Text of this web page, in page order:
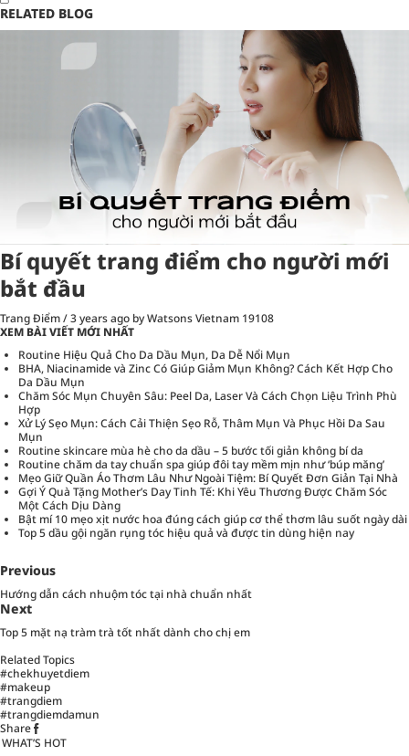
RELATED BLOG
Bí quyết trang điểm cho người mới
bắt đầu
Trang Điểm/3 years ago by Watsons Vietnam 19108
XEM BÀI VIẾT MỚI NHẤT
Routine Hiệu Quả Cho Da Dầu Mụn, Da Dễ Nổi Mụn
BHA, Niacinamide và Zinc Có Giúp Giảm Mụn Không? Cách Kết Hợp Cho
Da Dầu Mụn
Chăm Sóc Mụn Chuyên Sâu: Peel Da, Laser Và Cách Chọn Liệu Trình Phù
Hợp
Xử Lý Sẹo Mụn: Cách Cải Thiện Sẹo Rỗ, Thâm Mụn Và Phục Hồi Da Sau
Mụn
Routine skincare mùa hè cho da dầu – 5 bước tối giản không bí da
Routine chăm da tay chuẩn spa giúp đôi tay mềm mịn như ‘búp măng’
Mẹo Giữ Quần Áo Thơm Lâu Như Ngoài Tiệm: Bí Quyết Đơn Giản Tại Nhà
Gợi Ý Quà Tặng Mother’s Day Tinh Tế: Khi Yêu Thương Được Chăm Sóc
Một Cách Dịu Dàng
Bật mí 10 mẹo xịt nước hoa đúng cách giúp cơ thể thơm lâu suốt ngày dài
Top 5 dầu gội ngăn rụng tóc hiệu quả và được tin dùng hiện nay
Previous
Hướng dẫn cách nhuộm tóc tại nhà chuẩn nhất
Next
Top 5 mặt nạ tràm trà tốt nhất dành cho chị em
Related Topics
#chekhuyetdiem
#makeup
#trangdiem
#trangdiemdamun
Share
WHAT’S HOT